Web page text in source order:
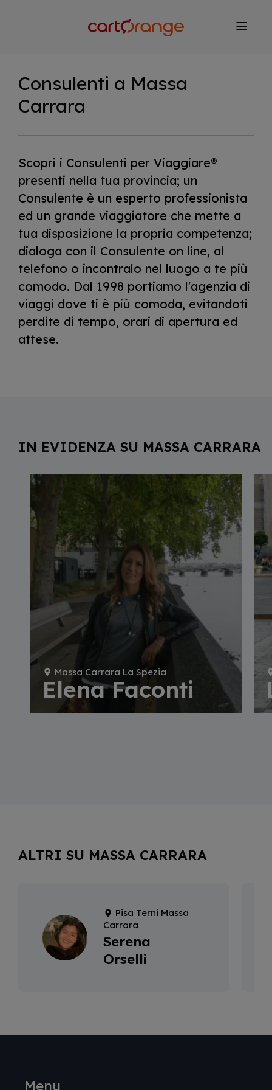
Consulenti a Massa
Carrara
Scopri i Consulenti per Viaggiare®
presenti nella tua provincia; un
Consulente è un esperto professionista
ed un grande viaggiatore che mette a
tua disposizione la propria competenza;
dialoga con il Consulente on line, al
telefono o incontralo nel luogo a te più
comodo. Dal 1998 portiamo l'agenzia di
viaggi dove ti è più comoda, evitandoti
perdite di tempo, orari di apertura ed
attese.
IN EVIDENZA SU MASSA CARRARA
Massa Carrara La Spezia
Elena Faconti
ALTRI SU MASSA CARRARA
Pisa Terni Massa
Carrara
Serena
Orselli
Menu